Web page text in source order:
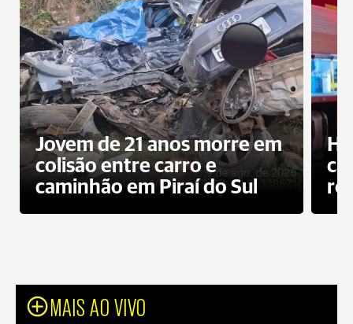
Jovem de 21 anos morre em
colisão entre carro e
caminhão em Piraí do Sul
MAIS AO VIVO